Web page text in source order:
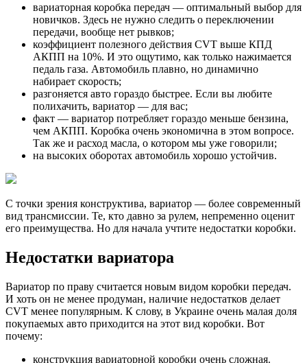
вариаторная коробка передач — оптимальный выбор для
новичков. Здесь не нужно следить о переключении
передачи, вообще нет рывков;
коэффициент полезного действия CVT выше КПД
АКПП на 10%. И это ощутимо, как только нажимается
педаль газа. Автомобиль плавно, но динамично
набирает скорость;
разгоняется авто гораздо быстрее. Если вы любите
полихачить, вариатор — для вас;
факт — вариатор потребляет гораздо меньше бензина,
чем АКПП. Коробка очень экономична в этом вопросе.
Так же и расход масла, о котором мы уже говорили;
на высоких оборотах автомобиль хорошо устойчив.
С точки зрения конструктива, вариатор — более современный
вид трансмиссии. Те, кто давно за рулем, непременно оценит
его преимущества. Но для начала учтите недостатки коробки.
Недостатки вариатора
Вариатор по праву считается новым видом коробки передач.
И хоть он не менее продуман, наличие недостатков делает
CVT менее популярным. К слову, в Украине очень малая доля
покупаемых авто приходится на этот вид коробки. Вот
почему:
конструкция вариаторной коробки очень сложная.